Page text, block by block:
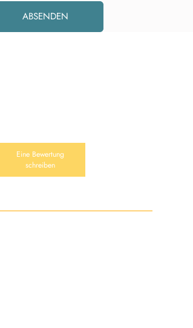
ABSENDEN
Eine Bewertung
schreiben